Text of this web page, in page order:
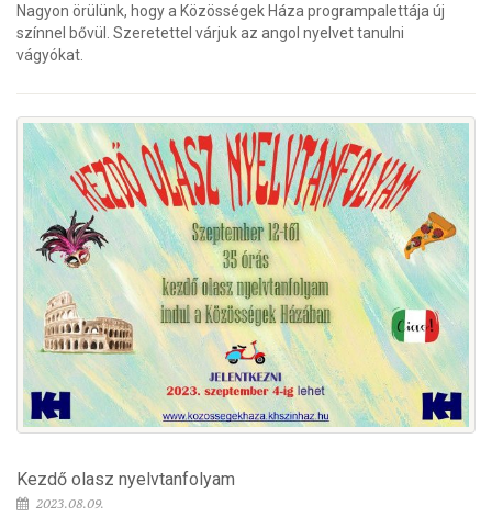
Nagyon örülünk, hogy a Közösségek Háza programpalettája új
színnel bővül. Szeretettel várjuk az angol nyelvet tanulni
vágyókat.
Kezdő olasz nyelvtanfolyam
2023.08.09.